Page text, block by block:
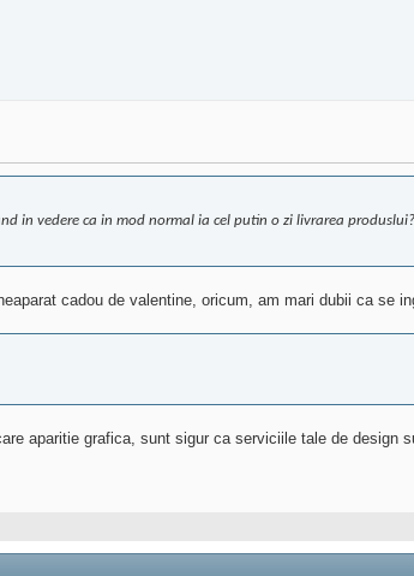
in vedere ca in mod normal ia cel putin o zi livrarea
cadou de valentine, oricum, am mari dubii ca se
aparitie grafica, sunt sigur ca serviciile tale de design